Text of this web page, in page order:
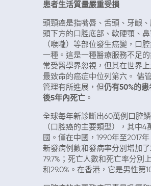
患者生活質量嚴重受損
頭頸癌是指嘴唇、舌頭、牙齦
頭下方的口腔底部、軟硬顎、鼻
（喉嚨）等部位發生癌變，口
一種。這是一種醫療服務不足
常受醫學界忽視，但其在世界
最致命的癌症中位列第六。 儘
管理有所進展，但仍有50%的
後5年內死亡 。
全球每年新診斷出60萬例口腔
（口腔癌的主要類型），其中4
國。僅在中國，1990年至2017
新發病例數和發病率分別增加了
79.7%；死亡人數和死亡率分別上
和29.0%。在香港，它是男性第